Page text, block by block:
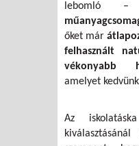
lebomló
őket már
felhasznált
vékonyabb
amelyet
Az